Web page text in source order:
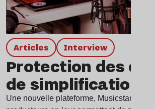
Articles interview
Protection des
de simplification
Une nouvelle plateforme, Musicstart,